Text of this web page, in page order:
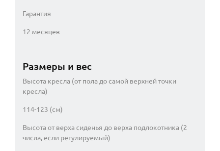
Гарантия
12 месяцев
Размеры и вес
Высота кресла (от пола до самой верхней точки
кресла)
114-123 (см)
Высота от верха сиденья до верха подлокотника (2
числа, если регулируемый)